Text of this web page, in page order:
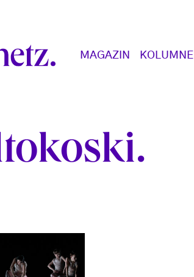
Main navigation
MAGAZIN KOLUMNE